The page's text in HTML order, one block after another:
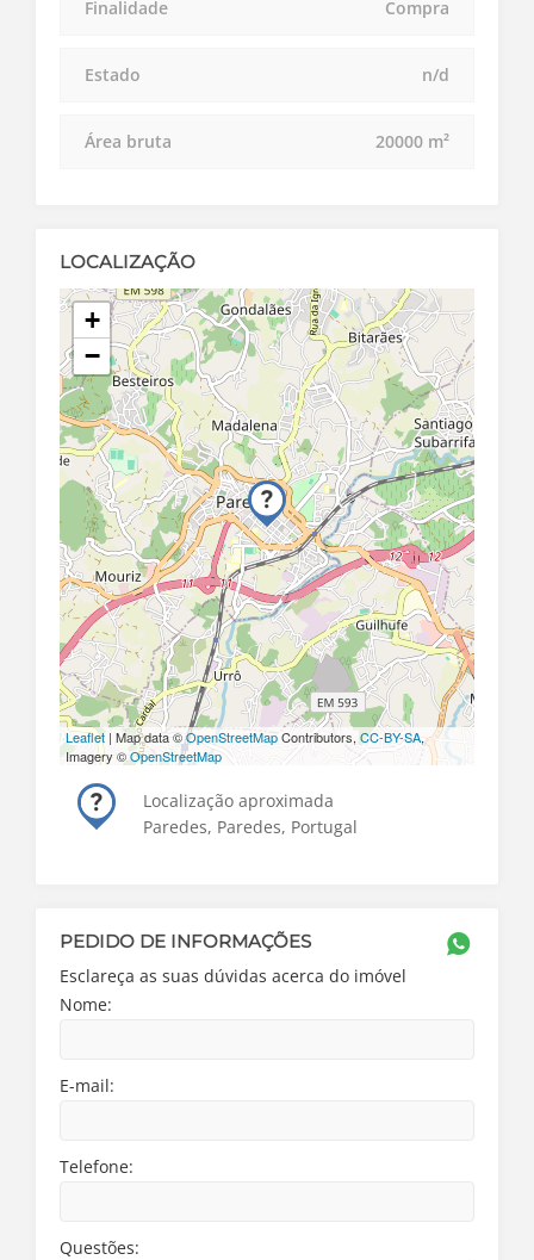
Finalidade Compra
Estado n/d
Área bruta 20000 m²
LOCALIZAÇÃO
+
−
Leaflet | Map data ©OpenStreetMapContributors, CC-BY-SA,
Imagery ©OpenStreetMap
Localização aproximada
Paredes, Paredes, Portugal
PEDIDO DE INFORMAÇÕES
Esclareça as suas dúvidas acerca do imóvel
Nome:
E-mail:
Telefone:
Questões: